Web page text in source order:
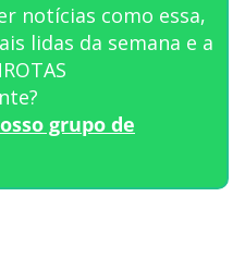
notícias como essa,
lidas da semana e a
grupo de